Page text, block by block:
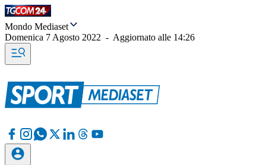
Mondo Mediaset
Domenica 7 Agosto 2022 - Aggiornato alle 14:26